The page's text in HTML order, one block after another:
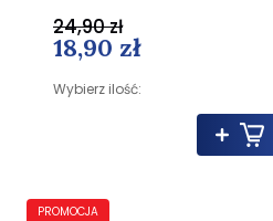
18,90 zł
Wybierz ilość:
24,90 zł
PROMOCJA